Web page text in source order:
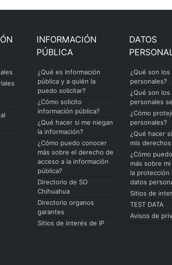
INFORMACIÓN
PÚBLICA
¿Qué es información
pública y a quién la
puedo solicitar?
¿Cómo solicito
información pública?
¿Qué hacer si me niegan
la información?
¿Cómo puedo conocer
más sobre el derecho de
acceso a la información
pública?
Directorio de SO
Chihuahua
Directorio organos
garantes
Sitios de interés de IP
DATOS
¿Qué son los
personales?
¿Qué son los
personales
¿Cómo
personales?
¿Qué hacer
mis derechos
¿Cómo
más sobre
la protección
datos
Sitios de
TEST DATA
Avisos de